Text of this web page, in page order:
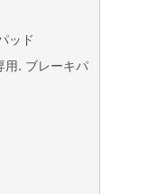
ッド
用. ブレーキパ